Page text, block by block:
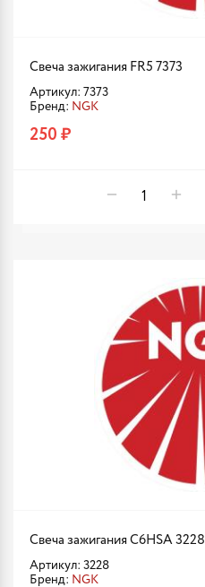
Свеча зажигания FR5 7373
Артикул: 7373
Бренд: NGK
250 ₽
Свеча зажигания C6HSA 3228
Артикул: 3228
Бренд: NGK